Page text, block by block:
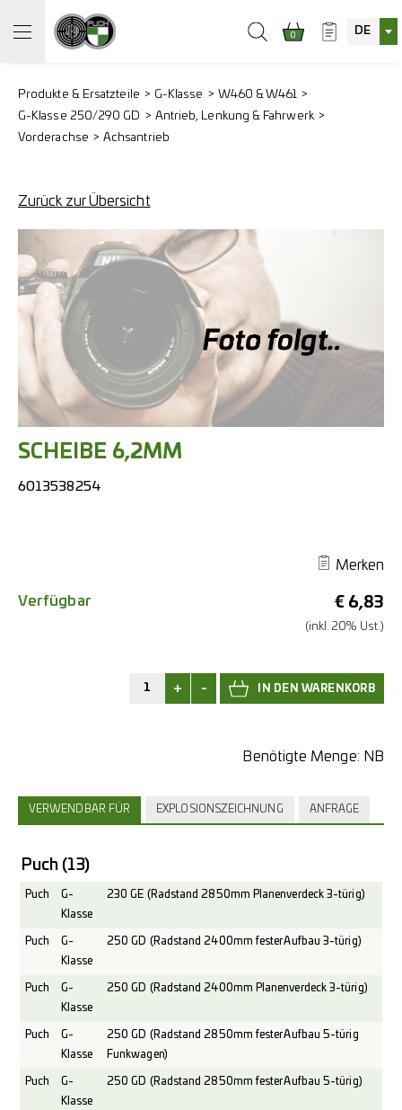
0 DE
Produkte & Ersatzteile G-Klasse
W460 & W461
G-Klasse 250/290 GD
Antrieb, Lenkung & Fahrwerk
Vorderachse
Achsantrieb
Zurück zur Übersicht
SCHEIBE 6,2MM
6013538254
Merken
€ 6,83
(inkl. 20% Ust.)
Verfügbar
+ -
Benötigte Menge: NB
VERWENDBAR FÜR EXPLOSIONSZEICHNUNG ANFRAGE
Puch (13)
Puch
G-
Klasse
230 GE (Radstand 2850mm Planenverdeck 3-türig)
Puch
G-
Klasse
250 GD (Radstand 2400mm fester Aufbau 3-türig)
Puch
G-
Klasse
250 GD (Radstand 2400mm Planenverdeck 3-türig)
Puch
G-
Klasse
250 GD (Radstand 2850mm fester Aufbau 5-türig
Funkwagen)
Puch
G-
Klasse
250 GD (Radstand 2850mm fester Aufbau 5-türig)